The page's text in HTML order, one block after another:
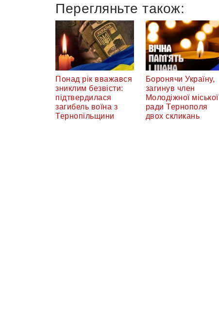
Перегляньте також:
Понад рік вважався
зниклим безвісти:
підтвердилася
загибель воїна з
Тернопільщини
Боронячи Україну,
загинув член
Молодіжної міської
ради Тернополя
двох скликань